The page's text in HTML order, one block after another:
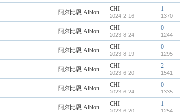
阿尔比恩 Albion CHI
2024-2-16
1
1370
阿尔比恩 Albion CHI
2023-8-24
0
1244
阿尔比恩 Albion CHI
2023-8-19
0
1295
阿尔比恩 Albion CHI
2023-6-20
2
1541
阿尔比恩 Albion CHI
2023-6-24
0
1335
阿尔比恩 Albion CHI
2023-6-20
1
1254